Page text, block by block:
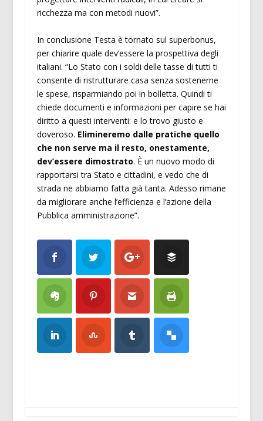
ricchezza ma con metodi nuovi”.
In conclusione Testa è tornato sul superbonus,
per chiarire quale dev’essere la prospettiva degli
italiani. “Lo Stato con i soldi delle tasse di tutti ti
consente di ristrutturare casa senza sostenerne
le spese, risparmiando poi in bolletta. Quindi ti
chiede documenti e informazioni per capire se hai
diritto a questi interventi: e lo trovo giusto e
doveroso. Elimineremo dalle pratiche quello
che non serve ma il resto, onestamente,
dev’essere dimostrato. È un nuovo modo di
rapportarsi tra Stato e cittadini, e vedo che di
strada ne abbiamo fatta già tanta. Adesso rimane
da migliorare anche l’efficienza e l’azione della
Pubblica amministrazione”.